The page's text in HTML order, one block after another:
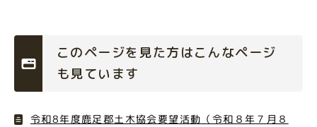
このページを見た方はこんなページ
も見ています
令和8年度鹿足郡土木協会要望活動（令和８年７月８